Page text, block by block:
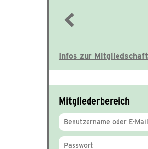
Infos zur Mitgliedschaft
Mitgliederbereich